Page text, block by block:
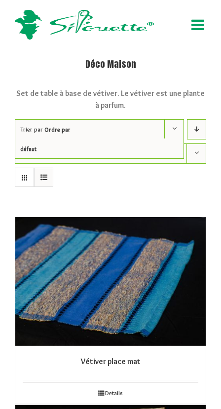
Déco Maison
Set de table à base de vétiver. Le vétiver est une plante
à parfum.
Trier par Ordre par
défaut
Afficher
Vétiver place mat
Details